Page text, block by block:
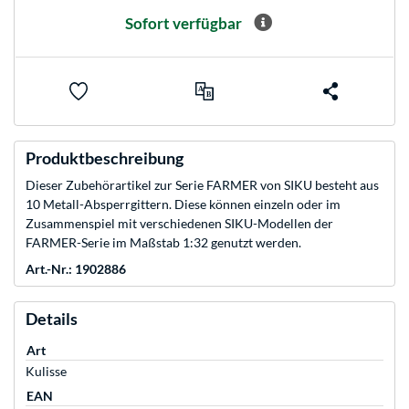
Sofort verfügbar
Produktbeschreibung
Dieser Zubehörartikel zur Serie FARMER von SIKU besteht aus
10 Metall-Absperrgittern. Diese können einzeln oder im
Zusammenspiel mit verschiedenen SIKU-Modellen der
FARMER-Serie im Maßstab 1:32 genutzt werden.
Art.-Nr.: 1902886
Details
Art
Kulisse
EAN